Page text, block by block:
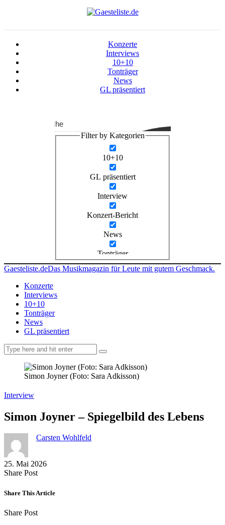
Konzerte
Interviews
10+10
Tonträger
News
GL präsentiert
Suche
Filter by Kategorien
10+10
GL präsentiert
Interview
Konzert-Bericht
News
Tonträger
Gaesteliste.deDas Musikmagazin für Leute mit gutem Geschmack.
Konzerte
Interviews
10+10
Tonträger
News
GL präsentiert
Simon Joyner (Foto: Sara Adkisson)
Interview
Simon Joyner – Spiegelbild des Lebens
Carsten Wohlfeld
25. Mai 2026
Share PostShare
Facebook
Copy
to
Send
via
Share This Article
Share PostShare
Copy
Send